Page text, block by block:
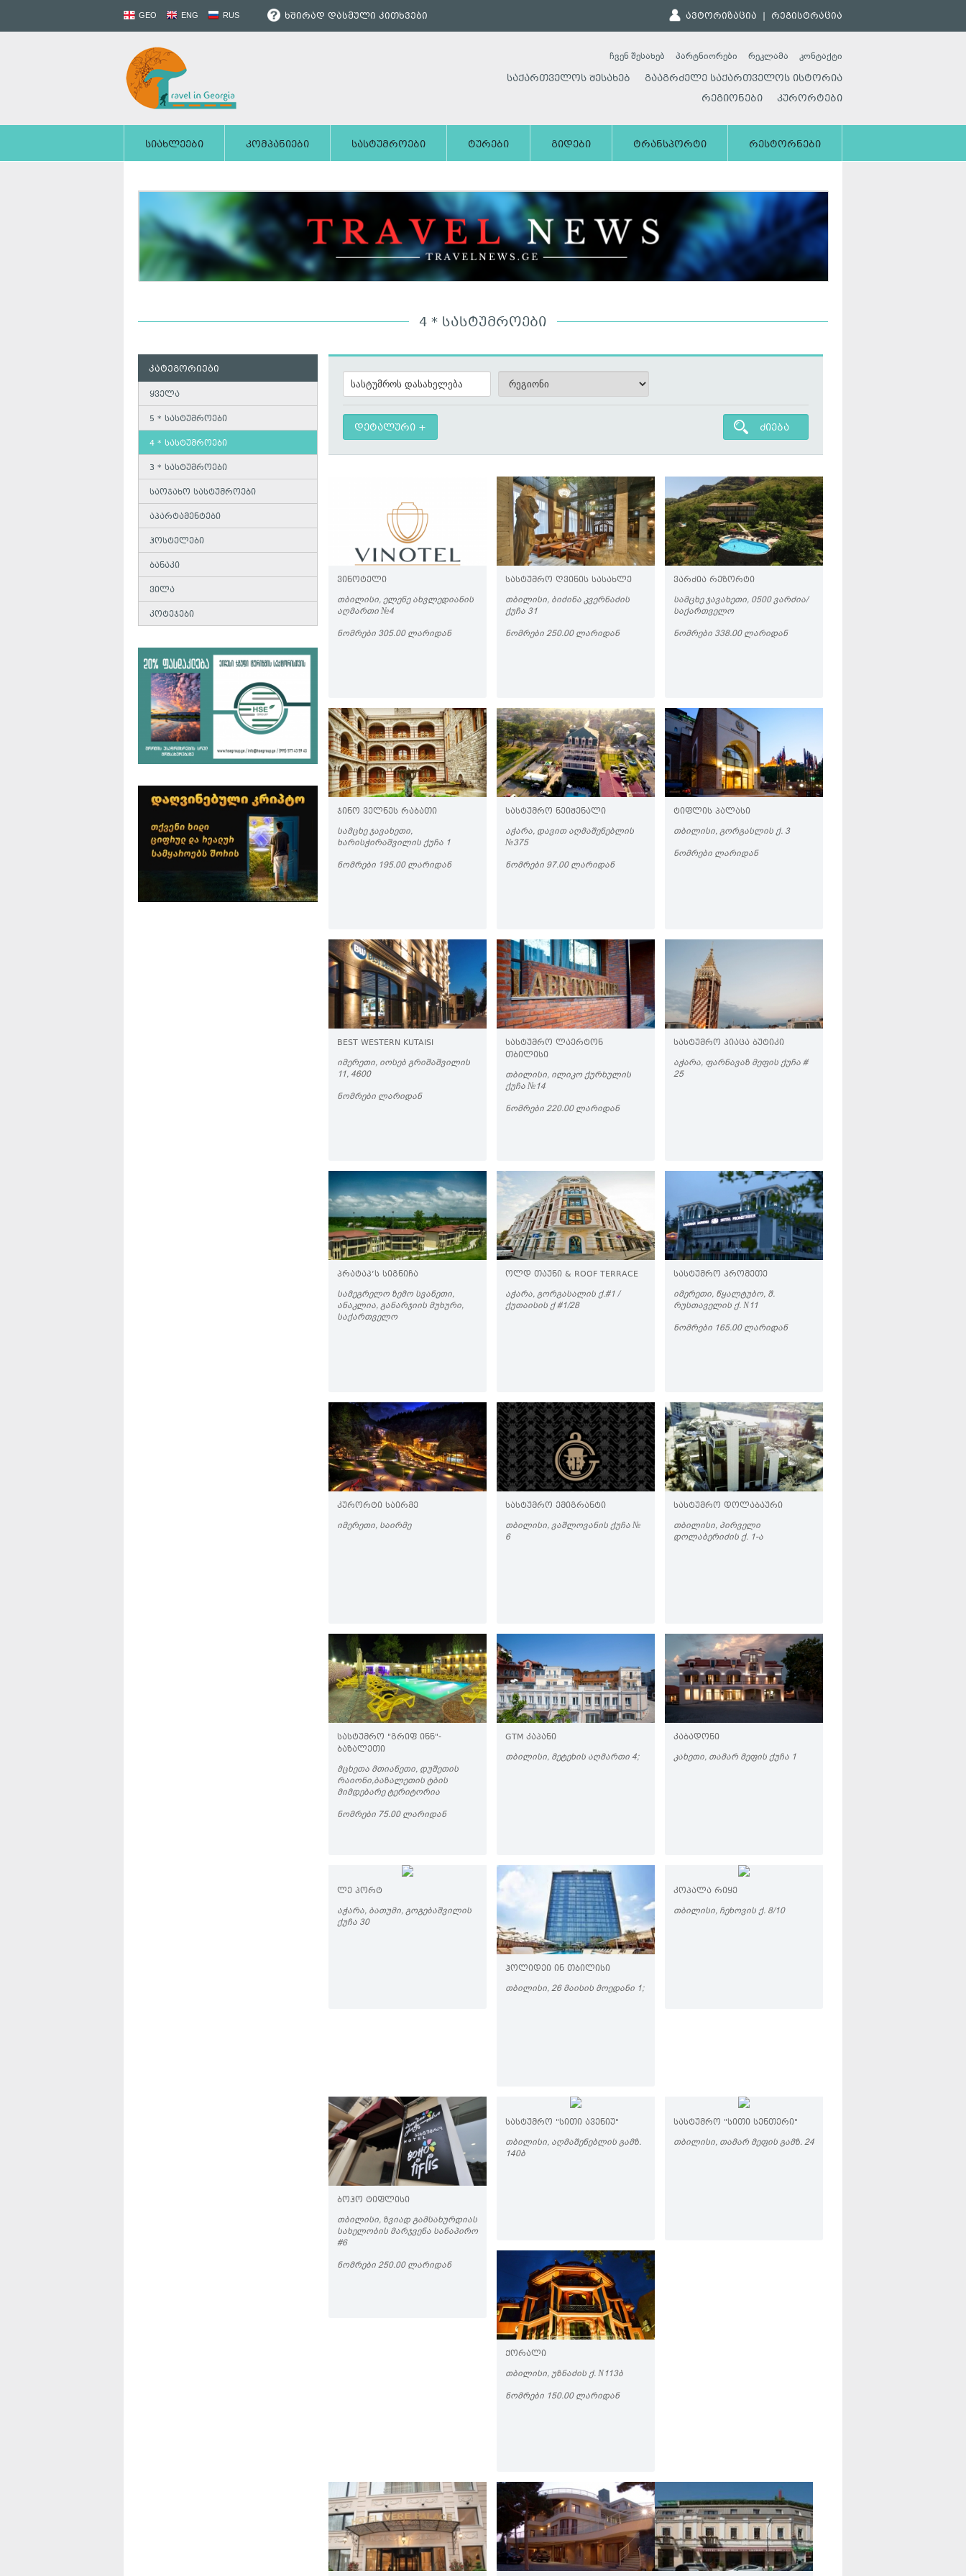
GEO ENG RUS ხშირად დასმული კითხვები ავტორიზაცია | რეგისტრაცია
ჩვენ შესახებ პარტნიორები რეკლამა კონტაქტი
საქართველოს შესახებ
გააგრძელე საქართველოს ისტორია
რეგიონები
კურორტები
სიახლეები კომპანიები სასტუმროები ტურები გიდები ტრანსპორტი რესტორნები
4 * ᲡᲐᲡᲢᲣᲛᲠᲝᲔᲑᲘ
კატეგორიები
ყველა
5 * სასტუმროები
4 * სასტუმროები
3 * სასტუმროები
საოჯახო სასტუმროები
აპარტამენტები
ჰოსტელები
ბანაკი
ვილა
კოტეჯები
დეტალური ძიება
ᲕᲘᲜᲝᲢᲔᲚᲘ
ᲗᲑᲘᲚᲘᲡᲘ, ᲔᲚᲔᲜᲔ ᲐᲮᲕᲚᲔᲓᲘᲐᲜᲘᲡ
ᲐᲦᲛᲐᲠᲗᲘ №4
ᲜᲝᲛᲠᲔᲑᲘ 305.00 ᲚᲐᲠᲘᲓᲐᲜ
ᲡᲐᲡᲢᲣᲛᲠᲝ ᲦᲕᲘᲜᲘᲡ ᲡᲐᲡᲐᲮᲚᲔ
ᲗᲑᲘᲚᲘᲡᲘ, ᲑᲘᲫᲘᲜᲐ ᲙᲕᲔᲠᲜᲐᲫᲘᲡ
ᲥᲣᲩᲐ 31
ᲜᲝᲛᲠᲔᲑᲘ 250.00 ᲚᲐᲠᲘᲓᲐᲜ
ᲕᲐᲠᲫᲘᲐ ᲠᲔᲖᲝᲠᲢᲘ
ᲡᲐᲛᲪᲮᲔ ᲯᲐᲕᲐᲮᲔᲗᲘ, 0500 ᲕᲐᲠᲫᲘᲐ/
ᲡᲐᲥᲐᲠᲗᲕᲔᲚᲝ
ᲜᲝᲛᲠᲔᲑᲘ 338.00 ᲚᲐᲠᲘᲓᲐᲜ
ᲯᲘᲜᲝ ᲕᲔᲚᲜᲔᲡ ᲠᲐᲑᲐᲗᲘ
ᲡᲐᲛᲪᲮᲔ ᲯᲐᲕᲐᲮᲔᲗᲘ,
ᲮᲐᲠᲘᲡᲭᲘᲠᲐᲨᲕᲘᲚᲘᲡ ᲥᲣᲩᲐ 1
ᲜᲝᲛᲠᲔᲑᲘ 195.00 ᲚᲐᲠᲘᲓᲐᲜ
ᲡᲐᲡᲢᲣᲛᲠᲝ ᲜᲔᲘᲨᲔᲜᲐᲚᲘ
ᲐᲭᲐᲠᲐ, ᲓᲐᲕᲘᲗ ᲐᲦᲛᲐᲨᲔᲜᲔᲑᲚᲘᲡ
№375
ᲜᲝᲛᲠᲔᲑᲘ 97.00 ᲚᲐᲠᲘᲓᲐᲜ
ᲢᲘᲤᲚᲘᲡ ᲞᲐᲚᲐᲡᲘ
ᲗᲑᲘᲚᲘᲡᲘ, ᲒᲝᲠᲒᲐᲡᲚᲘᲡ Ქ. 3
ᲜᲝᲛᲠᲔᲑᲘ ᲚᲐᲠᲘᲓᲐᲜ
BEST WESTERN KUTAISI
ᲘᲛᲔᲠᲔᲗᲘ, ᲘᲝᲡᲔᲑ ᲒᲠᲘᲨᲐᲨᲕᲘᲚᲘᲡ
11, 4600
ᲜᲝᲛᲠᲔᲑᲘ ᲚᲐᲠᲘᲓᲐᲜ
ᲡᲐᲡᲢᲣᲛᲠᲝ ᲚᲐᲔᲠᲢᲝᲜ
ᲗᲑᲘᲚᲘᲡᲘ
ᲗᲑᲘᲚᲘᲡᲘ, ᲘᲚᲘᲙᲝ ᲥᲣᲠᲮᲣᲚᲘᲡ
ᲥᲣᲩᲐ №14
ᲜᲝᲛᲠᲔᲑᲘ 220.00 ᲚᲐᲠᲘᲓᲐᲜ
ᲡᲐᲡᲢᲣᲛᲠᲝ ᲞᲘᲐᲪᲐ ᲑᲣᲢᲘᲙᲘ
ᲐᲭᲐᲠᲐ, ᲤᲐᲠᲜᲐᲕᲐᲖ ᲛᲔᲤᲘᲡ ᲥᲣᲩᲐ #
25
ᲞᲠᲐᲢᲐᲞ’Ს ᲡᲘᲒᲜᲘᲩᲐ
ᲡᲐᲛᲔᲒᲠᲔᲚᲝ ᲖᲔᲛᲝ ᲡᲕᲐᲜᲔᲗᲘ,
ᲐᲜᲐᲙᲚᲘᲐ, ᲒᲐᲜᲐᲠᲯᲘᲘᲡ ᲛᲣᲮᲣᲠᲘ,
ᲡᲐᲥᲐᲠᲗᲕᲔᲚᲝ
ᲝᲚᲓ ᲗᲐᲣᲜᲘ & ROOF TERRACE
ᲐᲭᲐᲠᲐ, ᲒᲝᲠᲒᲐᲡᲐᲚᲘᲡ Ქ.#1 /
ᲥᲣᲗᲐᲘᲡᲘᲡ Ქ #1/28
ᲡᲐᲡᲢᲣᲛᲠᲝ ᲞᲠᲝᲛᲔᲗᲔ
ᲘᲛᲔᲠᲔᲗᲘ, ᲬᲧᲐᲚᲢᲣᲑᲝ, Შ.
ᲠᲣᲡᲗᲐᲕᲔᲚᲘᲡ Ქ. N11
ᲜᲝᲛᲠᲔᲑᲘ 165.00 ᲚᲐᲠᲘᲓᲐᲜ
ᲙᲣᲠᲝᲠᲢᲘ ᲡᲐᲘᲠᲛᲔ
ᲘᲛᲔᲠᲔᲗᲘ, ᲡᲐᲘᲠᲛᲔ
ᲡᲐᲡᲢᲣᲛᲠᲝ ᲔᲛᲘᲒᲠᲐᲜᲢᲘ
ᲗᲑᲘᲚᲘᲡᲘ, ᲕᲐᲨᲚᲝᲕᲐᲜᲘᲡ ᲥᲣᲩᲐ №
6
ᲡᲐᲡᲢᲣᲛᲠᲝ ᲓᲝᲚᲐᲑᲐᲣᲠᲘ
ᲗᲑᲘᲚᲘᲡᲘ, ᲞᲘᲠᲕᲔᲚᲘ
ᲓᲝᲚᲐᲑᲔᲠᲘᲫᲘᲡ Ქ. 1-Ა
ᲡᲐᲡᲢᲣᲛᲠᲝ "ᲒᲠᲘᲤ ᲘᲜᲜ"-
ᲑᲐᲖᲐᲚᲔᲗᲘ
ᲛᲪᲮᲔᲗᲐ ᲛᲗᲘᲐᲜᲔᲗᲘ, ᲓᲣᲨᲔᲗᲘᲡ
ᲠᲐᲘᲝᲜᲘ,ᲑᲐᲖᲐᲚᲔᲗᲘᲡ ᲢᲑᲘᲡ
ᲛᲘᲛᲓᲔᲑᲐᲠᲔ ᲢᲔᲠᲘᲢᲝᲠᲘᲐ
ᲜᲝᲛᲠᲔᲑᲘ 75.00 ᲚᲐᲠᲘᲓᲐᲜ
GTM ᲙᲐᲞᲐᲜᲘ
ᲗᲑᲘᲚᲘᲡᲘ, ᲛᲔᲢᲔᲮᲘᲡ ᲐᲦᲛᲐᲠᲗᲘ 4;
ᲙᲐᲑᲐᲓᲝᲜᲘ
ᲙᲐᲮᲔᲗᲘ, ᲗᲐᲛᲐᲠ ᲛᲔᲤᲘᲡ ᲥᲣᲩᲐ 1
ᲚᲔ ᲞᲝᲠᲢ
ᲐᲭᲐᲠᲐ, ᲑᲐᲗᲣᲛᲘ, ᲒᲝᲒᲔᲑᲐᲨᲕᲘᲚᲘᲡ
ᲥᲣᲩᲐ 30
ᲰᲝᲚᲘᲓᲔᲘ ᲘᲜ ᲗᲑᲘᲚᲘᲡᲘ
ᲗᲑᲘᲚᲘᲡᲘ, 26 ᲛᲐᲘᲡᲘᲡ ᲛᲝᲔᲓᲐᲜᲘ 1;
ᲙᲝᲞᲐᲚᲐ ᲠᲘᲧᲔ
ᲗᲑᲘᲚᲘᲡᲘ, ᲩᲔᲮᲝᲕᲘᲡ Ქ. 8/10
ᲑᲝᲰᲝ ᲢᲘᲤᲚᲘᲡᲘ
ᲗᲑᲘᲚᲘᲡᲘ, ᲖᲕᲘᲐᲓ ᲒᲐᲛᲡᲐᲮᲣᲠᲓᲘᲐᲡ
ᲡᲐᲮᲔᲚᲝᲑᲘᲡ ᲛᲐᲠᲯᲕᲔᲜᲐ ᲡᲐᲜᲐᲞᲘᲠᲝ
#6
ᲜᲝᲛᲠᲔᲑᲘ 250.00 ᲚᲐᲠᲘᲓᲐᲜ
ᲡᲐᲡᲢᲣᲛᲠᲝ "ᲡᲘᲗᲘ ᲐᲕᲔᲜᲘᲣ"
ᲗᲑᲘᲚᲘᲡᲘ, ᲐᲦᲛᲐᲨᲔᲜᲔᲑᲚᲘᲡ ᲒᲐᲛᲖ.
140Ბ
ᲡᲐᲡᲢᲣᲛᲠᲝ "ᲡᲘᲗᲘ ᲡᲔᲜᲗᲔᲠᲘ"
ᲗᲑᲘᲚᲘᲡᲘ, ᲗᲐᲛᲐᲠ ᲛᲔᲤᲘᲡ ᲒᲐᲛᲖ. 24
ᲥᲝᲠᲐᲚᲘ
ᲗᲑᲘᲚᲘᲡᲘ, ᲣᲖᲜᲐᲫᲘᲡ Ქ. N113Ბ
ᲜᲝᲛᲠᲔᲑᲘ 150.00 ᲚᲐᲠᲘᲓᲐᲜ